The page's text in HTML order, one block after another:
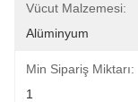
Vücut Malzemesi:
Alüminyum
Min Sipariş Miktarı:
1